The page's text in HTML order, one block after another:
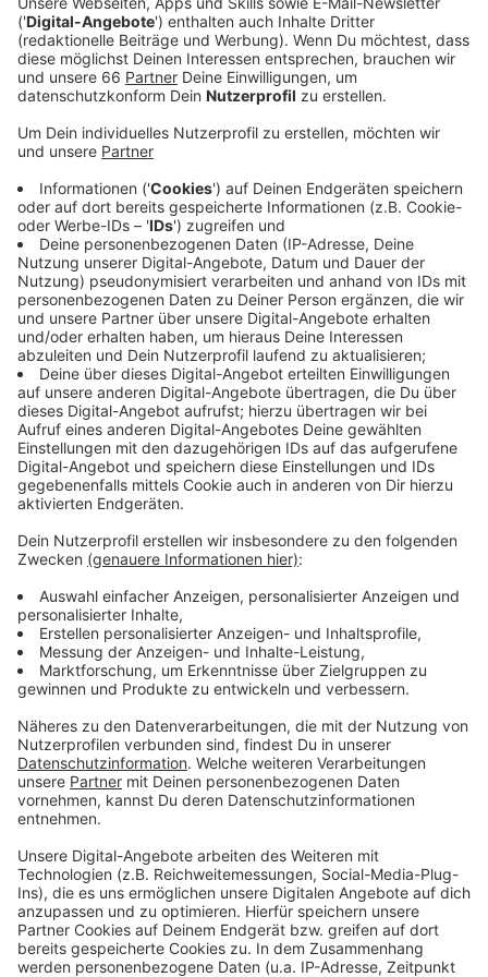
Veröffentlicht:Dienstag, 23.04.2024 05:27
Anzeige
Mit vielen Aktionen soll dabei unter anderem auf das
Lesen, auf die Bücher und auf die Rechte der Autoren
aufmerksam gemacht werden. Alle Infos zum
Programm stehen auch auf
antenneduesseldorf.de/nachrichten. Das gestiegene
Interesse am Lesen lässt sich hier bei uns in der Stadt
auch an aktuellen Zahlen ablesen. Im Februar haben wir
über eine Anmelderekord der Stadtbüchereien
berichtet. Gut 1.600 Menschen haben sich im Januar
zum ersten Mal einen Bibliotheksausweis ausstellen
lassen. So viele waren es in der Geschichte der
Düsseldorfer Stadtbüchereien noch nie.
Anzeige
Weitere Infos und Links zum Thema:
Anzeige
Meldung der Stadt zum Kinder- und Buchfest zum
Unsere Meldung vom 4. Februar 2024:
Anmelderekord in Düsseldorfer Stadtbüchereien
Hier in Düsseldorf macht sich auch die Lesebande
Anzeige